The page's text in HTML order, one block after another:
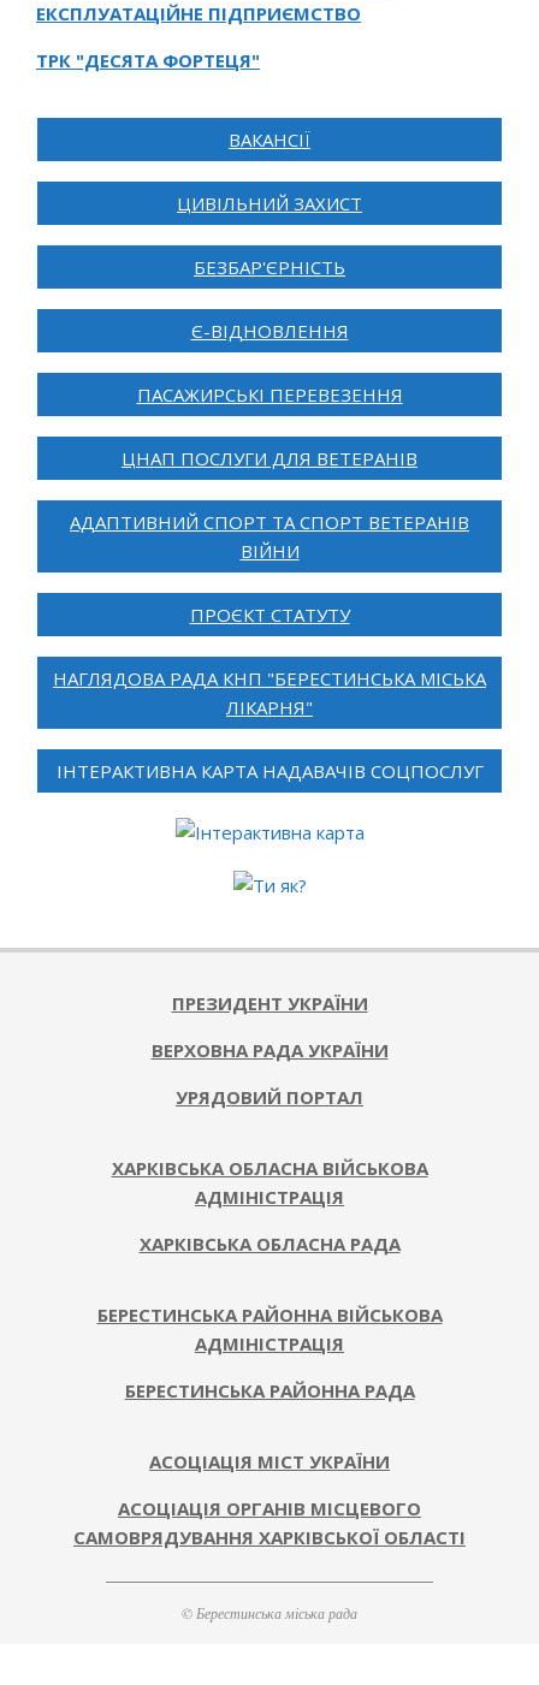
ЕКСПЛУАТАЦІЙНЕ ПІДПРИЄМСТВО
ТРК "ДЕСЯТА ФОРТЕЦЯ"
ВАКАНСІЇ
ЦИВІЛЬНИЙ ЗАХИСТ
БЕЗБАР'ЄРНІСТЬ
Є-ВІДНОВЛЕННЯ
ПАСАЖИРСЬКІ ПЕРЕВЕЗЕННЯ
ЦНАП ПОСЛУГИ ДЛЯ ВЕТЕРАНІВ
АДАПТИВНИЙ СПОРТ ТА СПОРТ ВЕТЕРАНІВ
ВІЙНИ
ПРОЄКТ СТАТУТУ
НАГЛЯДОВА РАДА КНП "БЕРЕСТИНСЬКА МІСЬКА
ЛІКАРНЯ"
ІНТЕРАКТИВНА КАРТА НАДАВАЧІВ СОЦПОСЛУГ
ПРЕЗИДЕНТ УКРАЇНИ
ВЕРХОВНА РАДА УКРАЇНИ
УРЯДОВИЙ ПОРТАЛ
ХАРКІВСЬКА ОБЛАСНА ВІЙСЬКОВА
АДМІНІСТРАЦІЯ
ХАРКІВСЬКА ОБЛАСНА РАДА
БЕРЕСТИНСЬКА РАЙОННА ВІЙСЬКОВА
АДМІНІСТРАЦІЯ
БЕРЕСТИНСЬКА РАЙОННА РАДА
АСОЦІАЦІЯ МІСТ УКРАЇНИ
АСОЦІАЦІЯ ОРГАНІВ МІСЦЕВОГО
САМОВРЯДУВАННЯ ХАРКІВСЬКОЇ ОБЛАСТІ
© Берестинська міська рада